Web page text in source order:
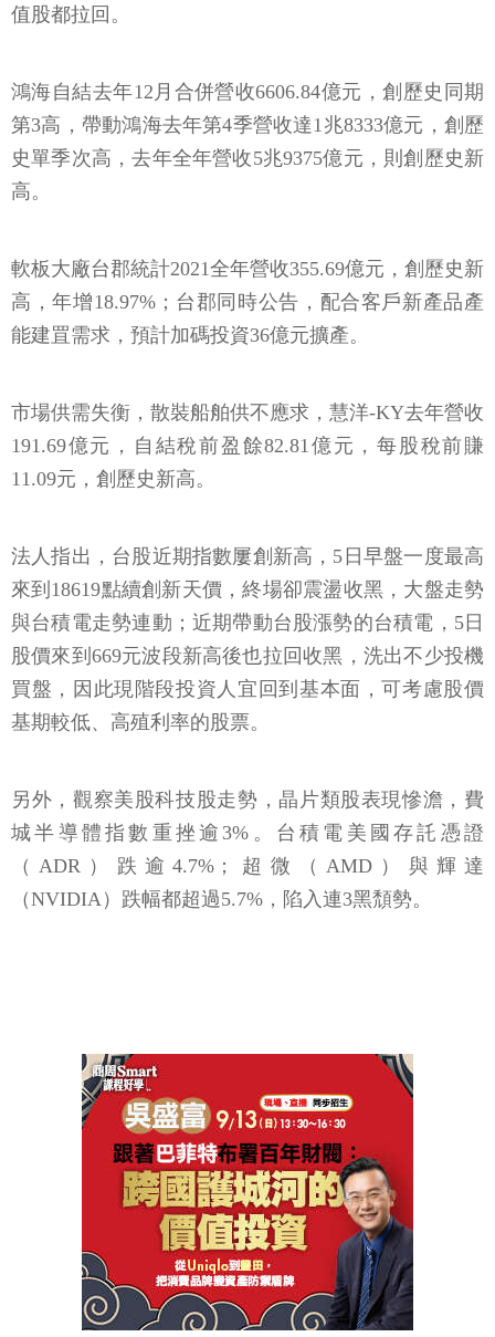
值股都拉回。
鴻海自結去年12月合併營收6606.84億元，創歷史同期
第3高，帶動鴻海去年第4季營收達1兆8333億元，創歷
史單季次高，去年全年營收5兆9375億元，則創歷史新
高。
軟板大廠台郡統計2021全年營收355.69億元，創歷史新
高，年增18.97%；台郡同時公告，配合客戶新產品產
能建罝需求，預計加碼投資36億元擴產。
市場供需失衡，散裝船舶供不應求，慧洋-KY去年營收
191.69億元，自結稅前盈餘82.81億元，每股稅前賺
11.09元，創歷史新高。
法人指出，台股近期指數屢創新高，5日早盤一度最高
來到18619點續創新天價，終場卻震盪收黑，大盤走勢
與台積電走勢連動；近期帶動台股漲勢的台積電，5日
股價來到669元波段新高後也拉回收黑，洗出不少投機
買盤，因此現階段投資人宜回到基本面，可考慮股價
基期較低、高殖利率的股票。
另外，觀察美股科技股走勢，晶片類股表現慘澹，費
城半導體指數重挫逾3%。台積電美國存託憑證
（ADR）跌逾4.7%；超微（AMD）與輝達
（NVIDIA）跌幅都超過5.7%，陷入連3黑頹勢。